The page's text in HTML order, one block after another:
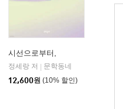
시선으로부터,
정세랑 저
문학동네
12,600원 (10% 할인)